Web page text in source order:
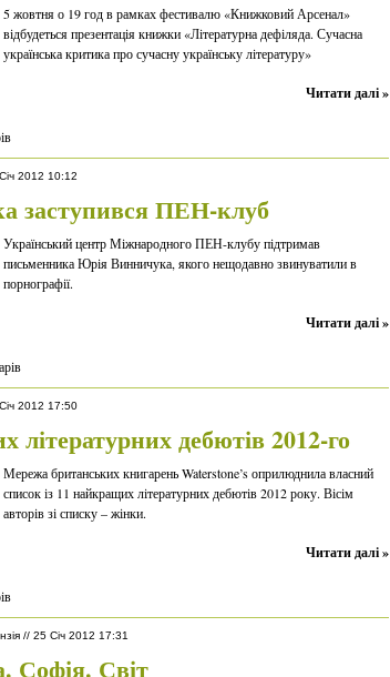
5 жовтня о 19 год в рамках фестивалю «Книжковий Арсенал»
відбудеться презентація книжки «Літературна дефіляда. Сучасна
українська критика про сучасну українську літературу»
Читати далі »
2012 10:12
заступився ПЕН-клуб
Український центр Міжнародного ПЕН-клубу підтримав
письменника Юрія Винничука, якого нещодавно звинуватили в
порнографії.
Читати далі »
2012 17:50
літературних дебютів 2012-го
Мережа британських книгарень Waterstone’s оприлюднила власний
список із 11 найкращих літературних дебютів 2012 року. Вісім
авторів зі списку – жінки.
Читати далі »
// 25 Січ 2012 17:31
Софія. Світ